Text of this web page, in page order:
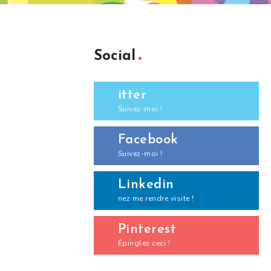
Social
itter
Suivez-moi !
Facebook
Suivez-moi !
Linkedin
nez me rendre visite !
Pinterest
Épinglez ceci !